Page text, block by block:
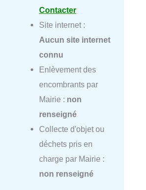
Contacter
Site internet :
Aucun site internet
connu
Enlèvement des
encombrants par
Mairie : non
renseigné
Collecte d'objet ou
déchets pris en
charge par Mairie :
non renseigné